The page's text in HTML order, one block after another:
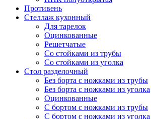
Противень
Стеллаж кухонный
Для тарелок
Оцинкованные
Решетчатые
Со стойками из трубы
Со стойками из уголка
Стол разделочный
Без борта с ножками из трубы
Без борта с ножками из уголка
Оцинкованные
С бортом с ножками из трубы
С бортом с ножками из уголка